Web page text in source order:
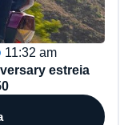
11:32 am
estreia